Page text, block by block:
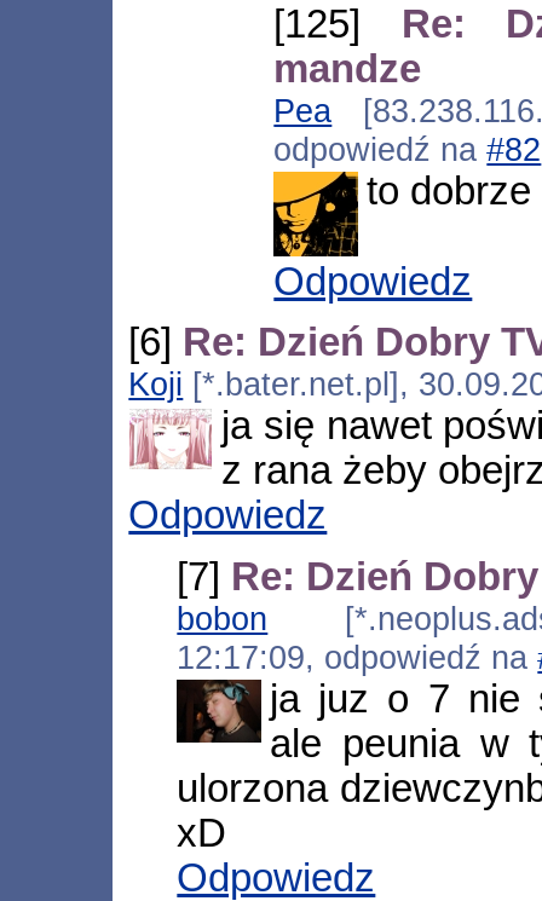
[125] Re:
mandze
Pea
odpowiedź na#82
to dobrze
Odpowiedz
[6] Re: Dzień Dobry
Koji [*.bater.net.pl],
ja się nawet
z rana żeby
Odpowiedz
[7] Re: Dzień
bobon
12:17:09, odpowiedź na
ja juz o 7 nie
ale peunia w
ulorzona
xD
Odpowiedz